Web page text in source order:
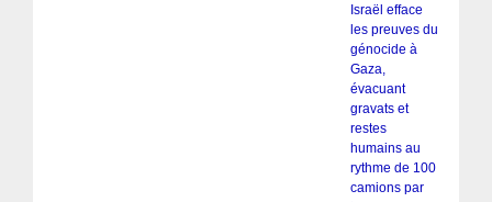
Israël efface
les preuves du
génocide à
Gaza,
évacuant
gravats et
restes
humains au
rythme de 100
camions par